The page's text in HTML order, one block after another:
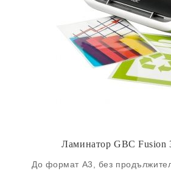
Ламинатор GBC Fusion
До формат А3, без